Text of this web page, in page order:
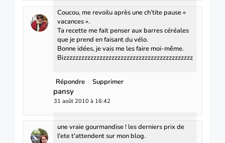
Coucou, me revoilu après une ch’tite pause «
vacances ».
Ta recette me fait penser aux barres céréales
que je prend en faisant du vélo.
Bonne idées, je vais me les faire moi-même.
Bizzzzzzzzzzzzzzzzzzzzzzzzzzzzzzzzzzzzzzzzzzz
Répondre Supprimer
pansy
31 août 2010 à 16:42
une vraie gourmandise ! les derniers prix de
l'ete t'attendent sur mon blog.